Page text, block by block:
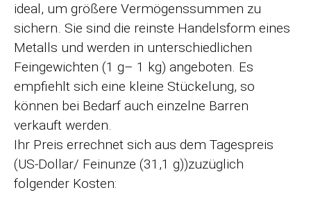
ideal, um größere Vermögenssummen zu
sichern. Sie sind die reinste Handelsform eines
Metalls und werden in unterschiedlichen
Feingewichten (1 g– 1 kg) angeboten. Es
empfiehlt sich eine kleine Stückelung, so
können bei Bedarf auch einzelne Barren
verkauft werden.
Ihr Preis errechnet sich aus dem Tagespreis
(US-Dollar/ Feinunze (31,1 g))zuzüglich
folgender Kosten: